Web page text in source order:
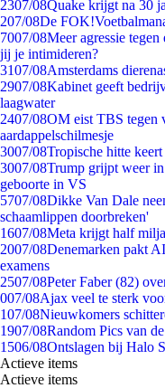
2307/08Quake krijgt na 30
207/08De
7007/08Meer agressie
jij je intimideren?
3107/08Amsterdams
2907/08Kabinet geeft
laagwater
2407/08OM eist TBS tegen
aardappelschilmesje
3007/08Tropische hitte
3007/08Trump grijpt weer in
geboorte in VS
5707/08Dikke Van Dale
schaamlippen doorbreken'
1607/08Meta krijgt half
2007/08Denemarken pakt
examens
2507/08Peter Faber (82)
007/08Ajax veel te sterk
107/08Nieuwkomers
1907/08Random Pics van
1506/08Ontslagen bij Halo
Actieve items
Actieve items